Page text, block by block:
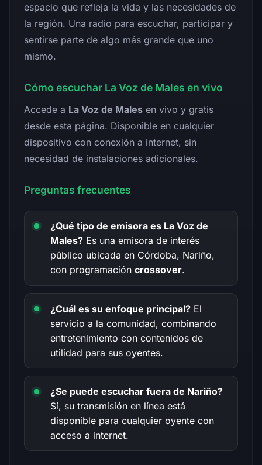
espacio que refleja la vida y las necesidades de
la región. Una radio para escuchar, participar y
sentirse parte de algo más grande que uno
mismo.
Cómo escuchar La Voz de Males en vivo
Accede a La Voz de Males en vivo y gratis
desde esta página. Disponible en cualquier
dispositivo con conexión a internet, sin
necesidad de instalaciones adicionales.
Preguntas frecuentes
¿Qué tipo de emisora es La Voz de
Males? Es una emisora de interés
público ubicada en Córdoba, Nariño,
con programación crossover.
¿Cuál es su enfoque principal? El
servicio a la comunidad, combinando
entretenimiento con contenidos de
utilidad para sus oyentes.
¿Se puede escuchar fuera de Nariño?
Sí, su transmisión en línea está
disponible para cualquier oyente con
acceso a internet.